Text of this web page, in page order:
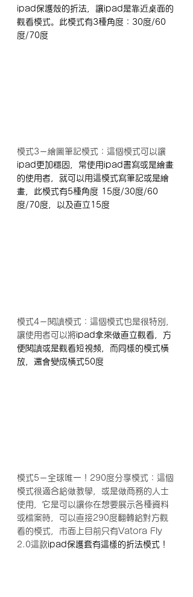
ipad保護殼的折法，讓ipad是靠近桌面的
觀看模式。此模式有3種角度：30度/60
度/70度
模式3－繪圖筆記模式：這個模式可以讓
ipad更加穩固，常使用ipad書寫或是繪畫
的使用者，就可以用這模式寫筆記或是繪
畫，此模式有5種角度 15度/30度/60
度/70度，以及直立15度
模式4－閱讀模式：這個模式也是很特別，
讓使用者可以將ipad拿來做直立觀看，方
便閱讀或是觀看短視頻，而同樣的模式橫
放，還會變成橫式50度
模式5－全球唯一！290度分享模式：這個
模式很適合給做教學，或是做商務的人士
使用，它是可以讓你在想要展示各種資料
或檔案時，可以直接290度翻轉給對方觀
看的模式，市面上目前只有Vatora Fly
2.0這款ipad保護套有這樣的折法模式！